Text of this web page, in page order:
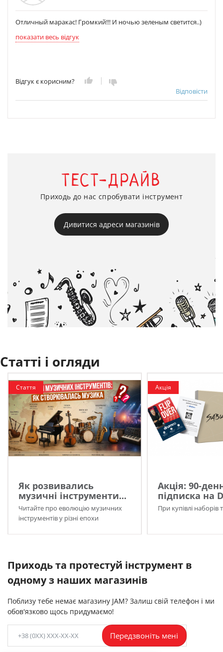
Отличный маракас! Громкий!!! И ночью зеленым светится..)
показати весь відгук
Відгук є корисним?
Відповісти
ТЕСТ-ДРАЙВ
Приходь до нас спробувати інструмент
Дивитися адреси магазинів
Статті і огляди
Стаття
Як розвивались
музичні інструменти...
Читайте про еволюцію музичних
інструментів у різні епохи
Акція
Акція: 90-
підписка на
При купівлі наборів
Приходь та протестуй інструмент в
одному з наших магазинів
Поблизу тебе немає магазину JAM? Залиш свій телефон і ми
обов'язково щось придумаємо!
Передзвоніть мені